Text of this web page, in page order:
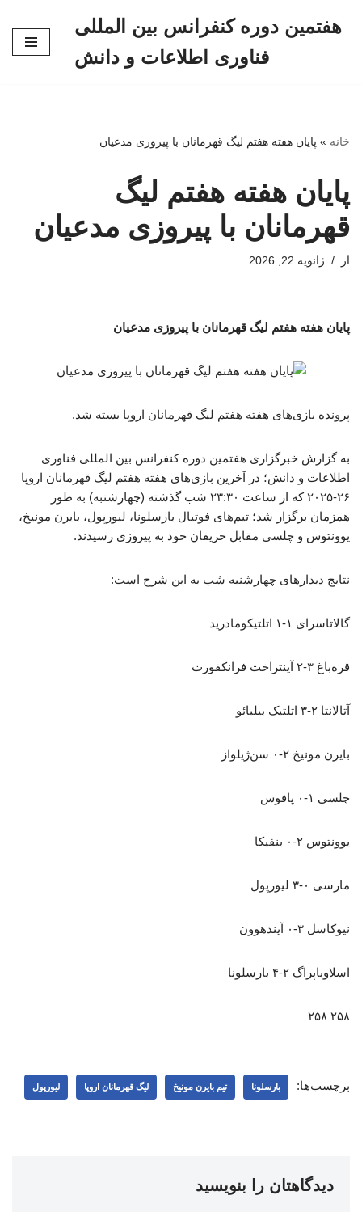
هفتمین دوره کنفرانس بین المللی
فناوری اطلاعات و دانش
خانه » پایان هفته هفتم لیگ قهرمانان با پیروزی مدعیان
پایان هفته هفتم لیگ
قهرمانان با پیروزی مدعیان
از ژانویه 22, 2026
پایان هفته هفتم لیگ قهرمانان با پیروزی مدعیان
پرونده بازی‌های هفته هفتم لیگ قهرمانان اروپا بسته شد.
به گزارش خبرگزاری هفتمین دوره کنفرانس بین المللی فناوری
اطلاعات و دانش؛ در آخرین بازی‌های هفته هفتم لیگ قهرمانان اروپا
۲۶-۲۰۲۵ که از ساعت ۲۳:۳۰ شب گذشته (چهارشنبه) به طور
همزمان برگزار شد؛ تیم‌های فوتبال بارسلونا، لیورپول، بایرن مونیخ،
یوونتوس و چلسی مقابل حریفان خود به پیروزی رسیدند.
نتایج دیدارهای چهارشنبه شب به این شرح است:
گالاتاسرای ۱-۱ اتلتیکومادرید
قره‌باغ ۳-۲ آینتراخت فرانکفورت
آتالانتا ۲-۳ اتلتیک بیلبائو
بایرن مونیخ ۲-۰ سن‌ژیلواز
چلسی ۱-۰ پافوس
یوونتوس ۲-۰ بنفیکا
مارسی ۰-۳ لیورپول
نیوکاسل ۳-۰ آیندهوون
اسلاویاپراگ ۲-۴ بارسلونا
۲۵۸ ۲۵۸
برچسب‌ها: بارسلونا تیم بایرن مونیخ لیگ قهرمانان اروپا لیورپول
دیدگاهتان را بنویسید